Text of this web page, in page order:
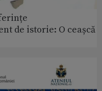
de istorie: O ceașcă